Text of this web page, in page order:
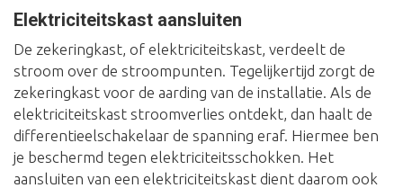
Elektriciteitskast aansluiten
De zekeringkast, of elektriciteitskast, verdeelt de
stroom over de stroompunten. Tegelijkertijd zorgt de
zekeringkast voor de aarding van de installatie. Als de
elektriciteitskast stroomverlies ontdekt, dan haalt de
differentieelschakelaar de spanning eraf. Hiermee ben
je beschermd tegen elektriciteitsschokken. Het
aansluiten van een elektriciteitskast dient daarom ook